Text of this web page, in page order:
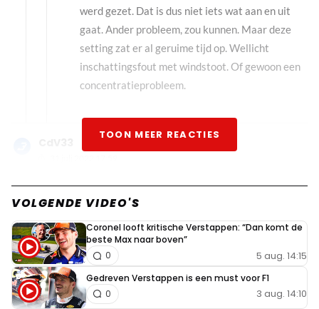
werd gezet. Dat is dus niet iets wat aan en uit
gaat. Ander probleem, zou kunnen. Maar deze
setting zat er al geruime tijd op. Wellicht
inschattingsfout met windstoot. Of gewoon een
concentratieprobleem.
eigen fout weet hij zo uit te leggen dat iedereen gelooft
maar goed ik zit niet in de auto en heb totaal geen
verstand van autotechniek. De crash van Charles leek
meer op een technische euvel dan een fout, en wat zegt
Charles “it was my mistake”.
TOON MEER REACTIES
VOLGENDE VIDEO'S
Coronel looft kritische Verstappen: “Dan komt de
beste Max naar boven”
5 aug. 14:15
0
Gedreven Verstappen is een must voor F1
3 aug. 14:10
0